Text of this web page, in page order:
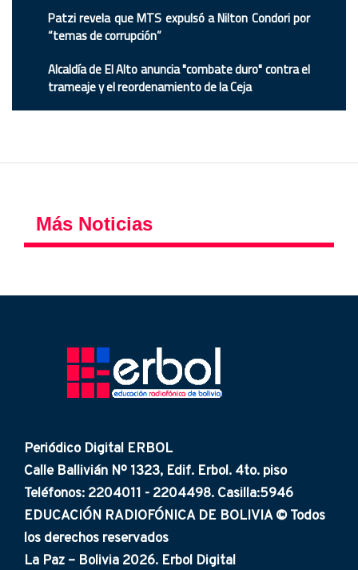
Patzi revela que MTS expulsó a Nilton Condori por
“temas de corrupción”
Alcaldía de El Alto anuncia "combate duro" contra el
trameaje y el reordenamiento de la Ceja
Más Noticias
Periódico Digital ERBOL
Calle Ballivián Nº 1323, Edif. Erbol. 4to. piso
Teléfonos: 2204011 - 2204498. Casilla:5946
EDUCACIÓN RADIOFÓNICA DE BOLIVIA © Todos
los derechos reservados
La Paz – Bolivia 2026. Erbol Digital